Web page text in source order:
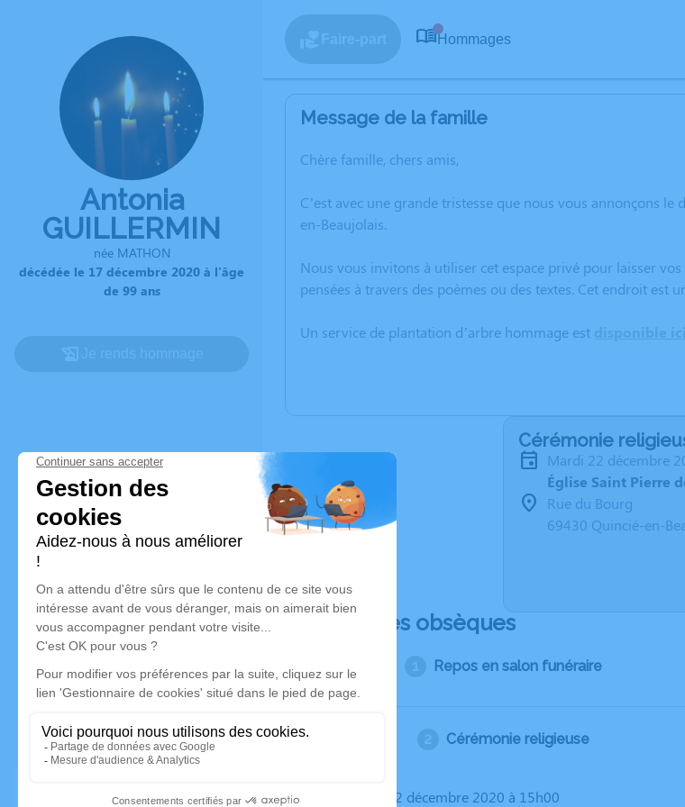
Antonia
GUILLERMIN
née MATHON
décédée le 17 décembre 2020 à l'âge
de 99 ans
Hommages
Message de la famille
Chère famille, chers amis,
C’est avec une grande tristesse que nous vous annonçons
en-Beaujolais.
Nous vous invitons à utiliser cet espace privé pour laisser
pensées à travers des poèmes ou des textes. Cet endroit est
Un service de plantation d’arbre hommage est
Cérémonie
mardi 22 décembre
Église Saint Pierre
Rue du Bourg
69430 Quincié-en-
Déroulé des obsèques
Repos en salon funéraire
Cérémonie religieuse
Le mardi 22 décembre 2020 à 15h00